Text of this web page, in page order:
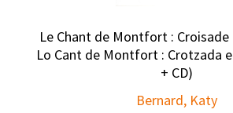
Le Chant de Montfort : Croisade
Lo Cant de Montfort : Crotzada
+ CD)
Bernard, Katy